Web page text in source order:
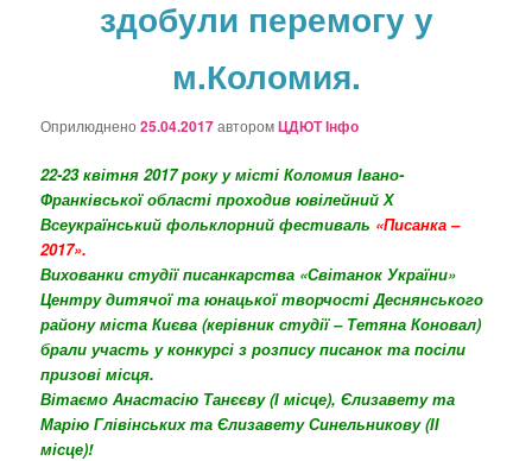
з
п
с
х
здобули перемогу у
м.Коломия.
Оприлюднено25.04.2017авторомЦДЮТ Інфо
22-23 квітня 2017 року у місті Коломия Івано-
Франківської області проходив ювілейний Х
Всеукраїнський фольклорний фестиваль «Писанка –
2017».
Вихованки студії писанкарства «Світанок України»
Центру дитячої та юнацької творчості Деснянського
району міста Києва (керівник студії – Тетяна Коновал)
брали участь у конкурсі з розпису писанок та посіли
призові місця.
Вітаємо Анастасію Танєєву (І місце), Єлизавету та
Марію Глівінських та Єлизавету Синельникову (ІІ
місце)!